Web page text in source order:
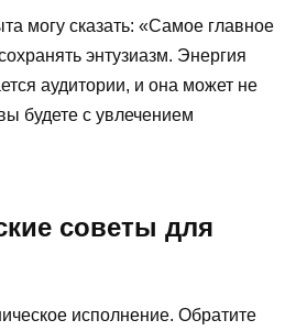
могу сказать: «Самое главное
энтузиазм. Энергия
аудитории, и она может не
будете с увлечением
советы для
исполнение. Обратите